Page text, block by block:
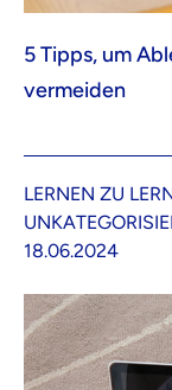
5 Tipps, um
vermeiden
LERNEN ZU
18.06.2024